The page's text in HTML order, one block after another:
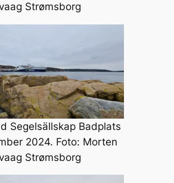
Strømsborg
Segelsällskap Badplats
2024. Foto: Morten
Strømsborg